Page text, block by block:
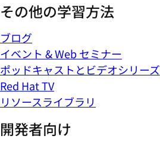
その他の学習方法
ブログ
イベント & Web セミナー
ポッドキャストとビデオシリーズ
Red Hat TV
リソースライブラリ
開発者向け